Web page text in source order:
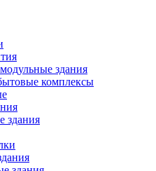
здания
комплексы
здания